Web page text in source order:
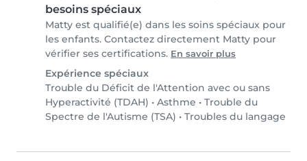
besoins spéciaux
Matty est qualifié(e) dans les soins spéciaux pour
les enfants. Contactez directement Matty pour
vérifier ses certifications. En savoir plus
Expérience spéciaux
Trouble du Déficit de l'Attention avec ou sans
Hyperactivité (TDAH) • Asthme • Trouble du
Spectre de l'Autisme (TSA) • Troubles du langage